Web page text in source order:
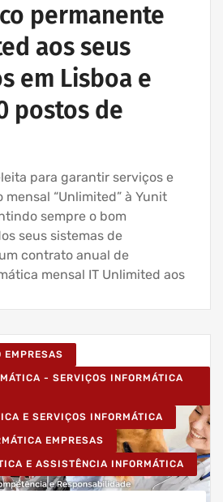
permanente
aos seus
em Lisboa e
postos de
para garantir serviços e
“Unlimited” à Yunit
sempre o bom
seus sistemas de
contrato anual de
mensal IT Unlimited aos
EMPRESAS
- SERVIÇOS INFORMÁTICA
E SERVIÇOS INFORMÁTICA
EMPRESAS
E ASSISTÊNCIA INFORMÁTICA